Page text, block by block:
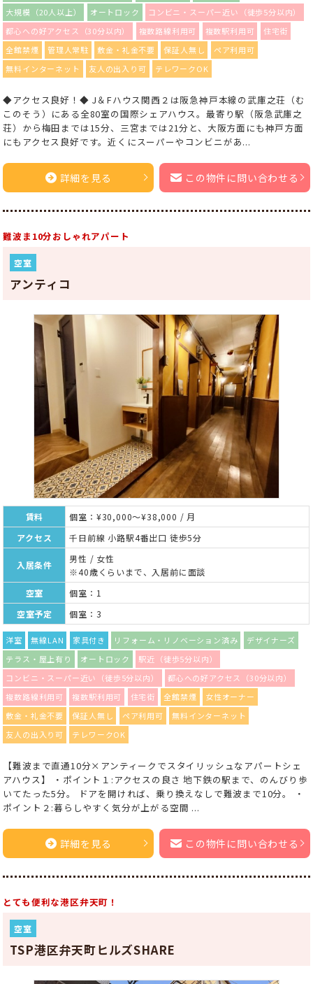
大規模（20人以上） オートロック
コンビニ・スーパー近い（徒歩5分以内）
都心への好アクセス（30分以内）
複数路線利用可 複数駅利用可
住宅街
全館禁煙
管理人常駐 敷金・礼金不要 保証人無し
ペア利用可
無料インターネット
友人の出入り可 テレワークOK
◆アクセス良好！◆ J＆Fハウス関西２は阪急神戸本線の武庫之荘（む
このそう）にある全80室の国際シェアハウス。最寄り駅（阪急武庫之
荘）から梅田までは15分、三宮までは21分と、大阪方面にも神戸方面
にもアクセス良好です。近くにスーパーやコンビニがあ...
詳細を見る この物件に問い合わせる
難波ま10分おしゃれアパート
空室
アンティコ
賃料
個室：¥30,000～¥38,000 / 月
アクセス
千日前線 小路駅4番出口 徒歩5分
入居条件
男性 / 女性
※40歳くらいまで、入居前に面談
空室
個室：1
空室予定
個室：3
洋室 無線LAN 家具付き リフォーム・リノベーション済み
デザイナーズ
テラス・屋上有り
オートロック
駅近（徒歩5分以内）
コンビニ・スーパー近い（徒歩5分以内）
都心への好アクセス（30分以内）
複数路線利用可
複数駅利用可 住宅街 全館禁煙
女性オーナー
敷金・礼金不要
保証人無し ペア利用可
無料インターネット
友人の出入り可
テレワークOK
【難波まで直通10分×アンティークでスタイリッシュなアパートシェ
アハウス】 ・ポイント１:アクセスの良さ 地下鉄の駅まで、のんびり歩
いてたった5分。 ドアを開ければ、乗り換えなしで難波まで10分。 ・
ポイント２:暮らしやすく気分が上がる空間 ...
詳細を見る この物件に問い合わせる
とても便利な港区弁天町！
空室
TSP港区弁天町ヒルズSHARE